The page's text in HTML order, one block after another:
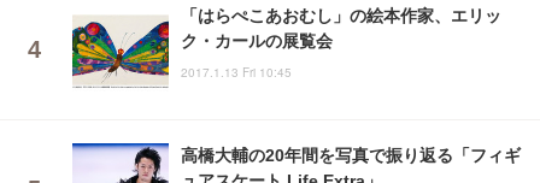
「はらぺこあおむし」の絵本作家、エリッ
ク・カールの展覧会
2017.1.13 Fri 10:45
高橋大輔の20年間を写真で振り返る「フィギ